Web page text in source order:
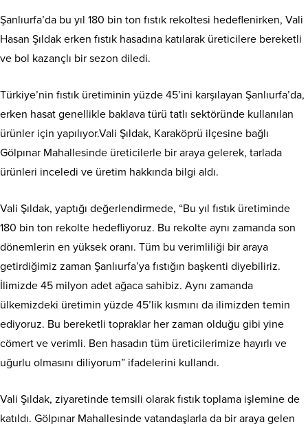
Şanlıurfa’da bu yıl 180 bin ton fıstık rekoltesi hedeflenirken, Vali
Hasan Şıldak erken fıstık hasadına katılarak üreticilere bereketli
ve bol kazançlı bir sezon diledi.
Türkiye’nin fıstık üretiminin yüzde 45’ini karşılayan Şanlıurfa’da,
erken hasat genellikle baklava türü tatlı sektöründe kullanılan
ürünler için yapılıyor.Vali Şıldak, Karaköprü ilçesine bağlı
Gölpınar Mahallesinde üreticilerle bir araya gelerek, tarlada
ürünleri inceledi ve üretim hakkında bilgi aldı.
Vali Şıldak, yaptığı değerlendirmede, “Bu yıl fıstık üretiminde
180 bin ton rekolte hedefliyoruz. Bu rekolte aynı zamanda son
dönemlerin en yüksek oranı. Tüm bu verimliliği bir araya
getirdiğimiz zaman Şanlıurfa’ya fıstığın başkenti diyebiliriz.
İlimizde 45 milyon adet ağaca sahibiz. Aynı zamanda
ülkemizdeki üretimin yüzde 45’lik kısmını da ilimizden temin
ediyoruz. Bu bereketli topraklar her zaman olduğu gibi yine
cömert ve verimli. Ben hasadın tüm üreticilerimize hayırlı ve
uğurlu olmasını diliyorum” ifadelerini kullandı.
Vali Şıldak, ziyaretinde temsili olarak fıstık toplama işlemine de
katıldı. Gölpınar Mahallesinde vatandaşlarla da bir araya gelen